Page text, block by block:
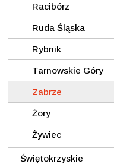
Racibórz
Ruda Śląska
Rybnik
Tarnowskie Góry
Zabrze
Żory
Żywiec
Świętokrzyskie